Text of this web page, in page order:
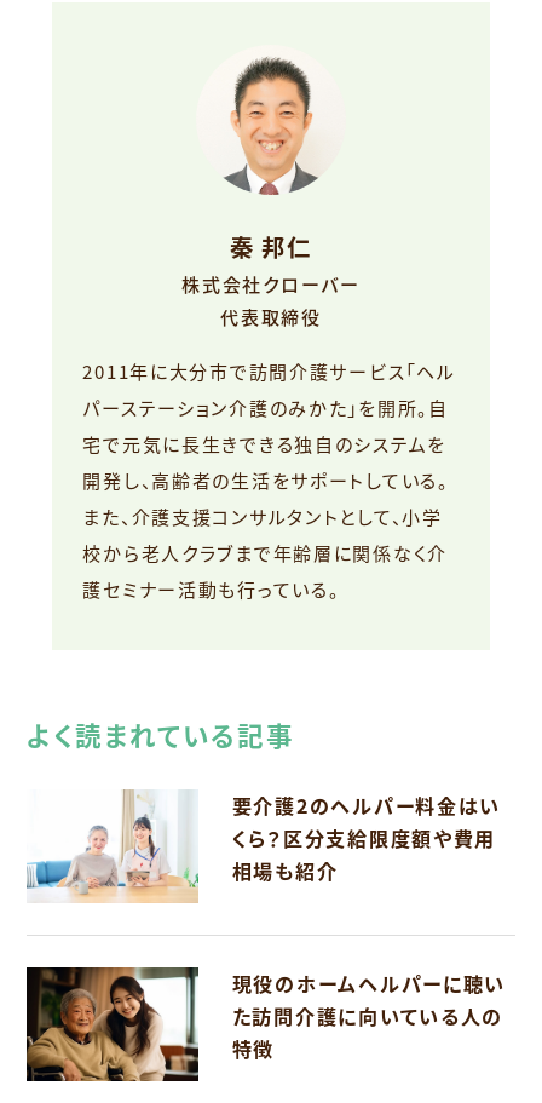
秦 邦仁
株式会社クローバー
代表取締役
2011年に大分市で訪問介護サービス「ヘル
パーステーション介護のみかた」を開所。自
宅で元気に長生きできる独自のシステムを
開発し、高齢者の生活をサポートしている。
また、介護支援コンサルタントとして、小学
校から老人クラブまで年齢層に関係なく介
護セミナー活動も行っている。
よく読まれている記事
要介護2のヘルパー料金はい
くら？区分支給限度額や費用
相場も紹介
現役のホームヘルパーに聴い
た訪問介護に向いている人の
特徴